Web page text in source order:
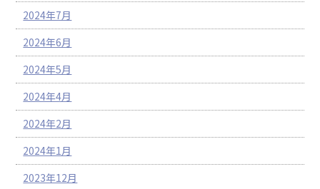
2024年7月
2024年6月
2024年5月
2024年4月
2024年2月
2024年1月
2023年12月